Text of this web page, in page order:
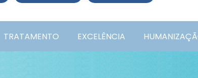
TRATAMENTO EXCELÊNCIA